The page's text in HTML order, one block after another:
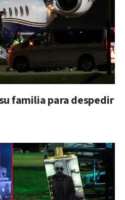
familia para despedir